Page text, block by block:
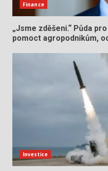
Finance
„Jsme zděšeni.“ Půda
pomoct agropodnikům,
Investice